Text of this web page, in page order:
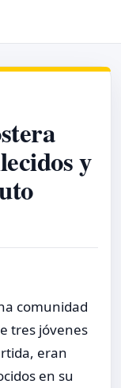
y
comunidad
tres jóvenes
eran
en su